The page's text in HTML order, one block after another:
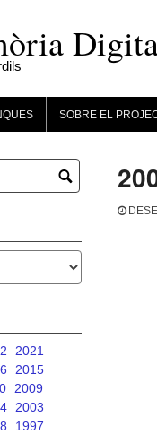
SOBRE EL
2021
2015
2009
2003
1997